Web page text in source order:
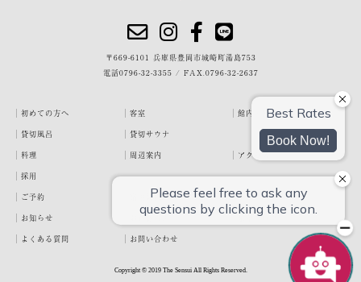
〒669-6101 兵庫県豊岡市城崎町湯島753
電話0796-32-3355 / FAX.0796-32-2637
初めての方へ 客室
館内・施設
貸切風呂
貸切サウナ
料理
周辺案内
アクセス
採用
ご予約
宿泊約款
プライバシーポリシー
お知らせ
お客様の声
泉翠ブログ
よくある質問
お問い合わせ
Copyright © 2019 The Sensui All Rights Reserved.